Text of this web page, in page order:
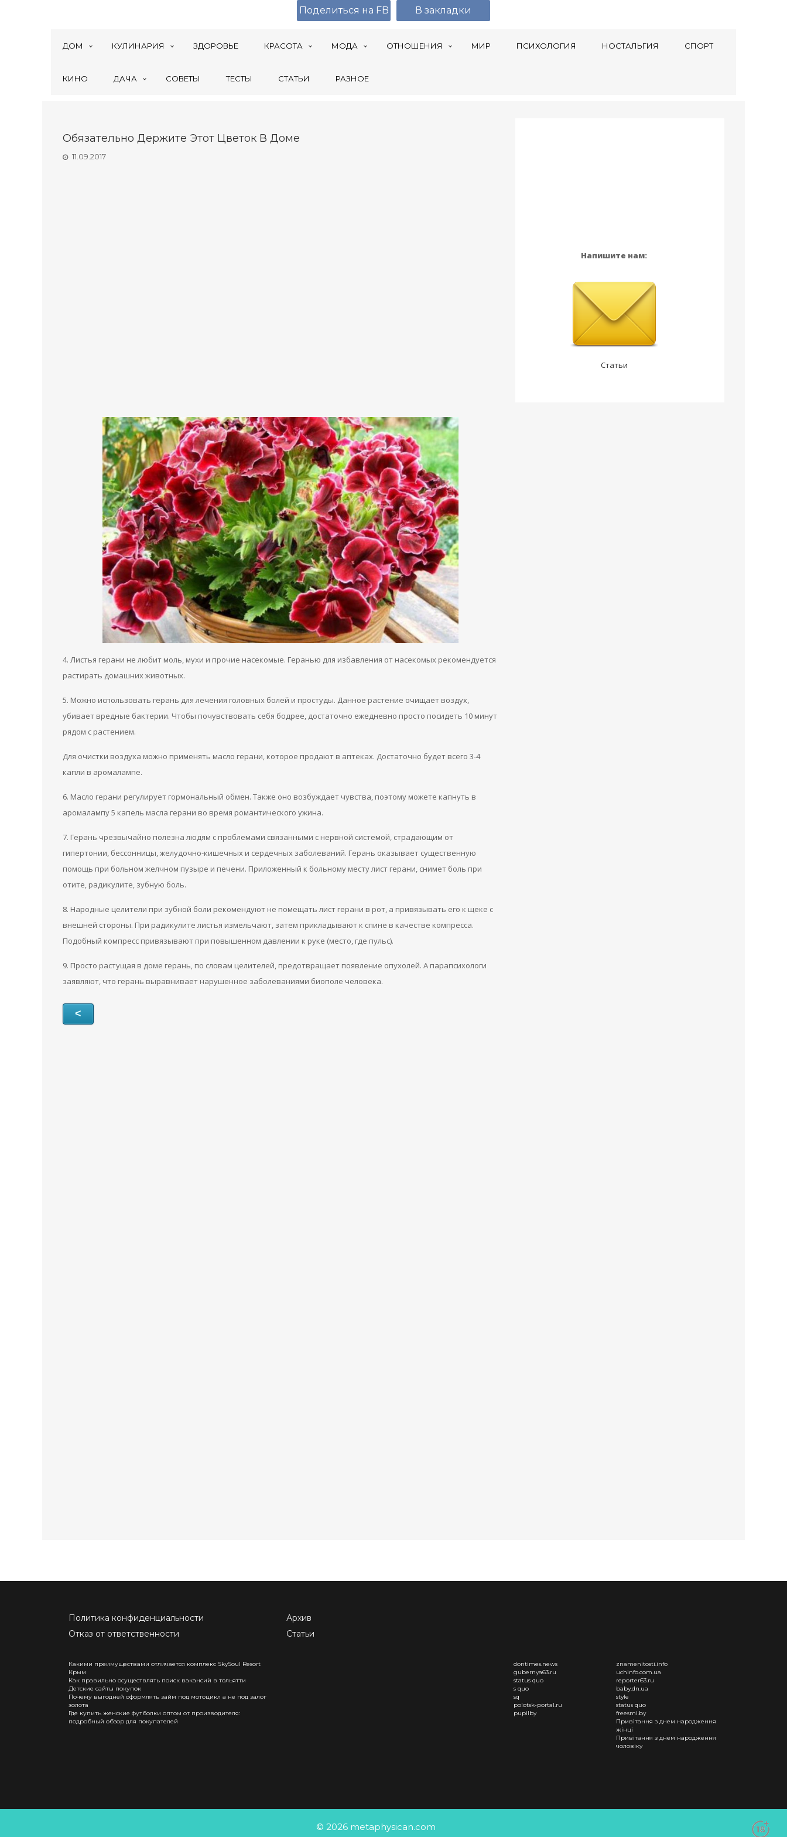
ДОМ КУЛИНАРИЯ ЗДОРОВЬЕ КРАСОТА МОДА ОТНОШЕНИЯ МИР ПСИХОЛОГИЯ НОСТАЛЬГИЯ СПОРТ
КИНО ДАЧА СОВЕТЫ ТЕСТЫ СТАТЬИ РАЗНОЕ
Обязательно Держите Этот Цветок В Доме
11.09.2017
4. Листья герани не любит моль, мухи и прочие насекомые. Геранью для избавления от насекомых рекомендуется
растирать домашних животных.
5. Можно использовать герань для лечения головных болей и простуды. Данное растение очищает воздух,
убивает вредные бактерии. Чтобы почувствовать себя бодрее, достаточно ежедневно просто посидеть 10 минут
рядом с растением.
Для очистки воздуха можно применять масло герани, которое продают в аптеках. Достаточно будет всего 3-4
капли в аромалампе.
6. Масло герани регулирует гормональный обмен. Также оно возбуждает чувства, поэтому можете капнуть в
аромалампу 5 капель масла герани во время романтического ужина.
7. Герань чрезвычайно полезна людям с проблемами связанными с нервной системой, страдающим от
гипертонии, бессонницы, желудочно-кишечных и сердечных заболеваний. Герань оказывает существенную
помощь при больном желчном пузыре и печени. Приложенный к больному месту лист герани, снимет боль при
отите, радикулите, зубную боль.
8. Народные целители при зубной боли рекомендуют не помещать лист герани в рот, а привязывать его к щеке с
внешней стороны. При радикулите листья измельчают, затем прикладывают к спине в качестве компресса.
Подобный компресс привязывают при повышенном давлении к руке (место, где пульс).
9. Просто растущая в доме герань, по словам целителей, предотвращает появление опухолей. А парапсихологи
заявляют, что герань выравнивает нарушенное заболеваниями биополе человека.
<
Напишите нам:
Статьи
Политика конфиденциальности
Отказ от ответственности
Архив
Статьи
Какими преимуществами отличается комплекс SkySoul Resort
Крым
Как правильно осуществлять поиск вакансий в тольятти
Детские сайты покупок
Почему выгодней оформлять займ под мотоцикл а не под залог
золота
Где купить женские футболки оптом от производителя:
подробный обзор для покупателей
dontimes.news
gubernya63.ru
status quo
s quo
sq
polotsk-portal.ru
pupilby
znamenitosti.info
uchinfo.com.ua
reporter63.ru
baby.dn.ua
style
status quo
freesmi.by
Привітання з днем народження
жінці
Привітання з днем народження
чоловіку
© 2026 metaphysican.com
Поделиться на FB В закладки